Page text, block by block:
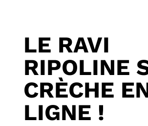
LE RAVI
RIPOLINE
CRÈCHE
LIGNE !